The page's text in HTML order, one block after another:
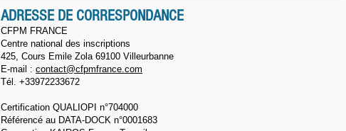
ADRESSE DE CORRESPONDANCE
CFPM FRANCE
Centre national des inscriptions
425, Cours Emile Zola 69100 Villeurbanne
E-mail : contact@cfpmfrance.com
Tél. +33972233672​
Certification QUALIOPI n°704000
Référencé au DATA-DOCK n°0001683